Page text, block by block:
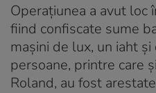
Operațiunea a avut loc
fiind confiscate sume
mașini de lux, un iaht
persoane, printre care
Roland, au fost